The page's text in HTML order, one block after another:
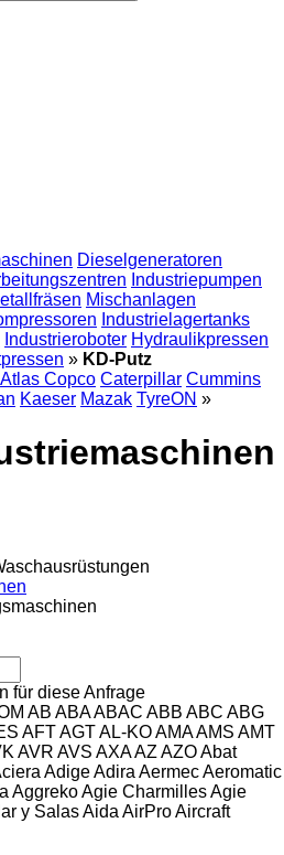
Dieselgeneratoren
Industriepumpen
Mischanlagen
Industrielagertanks
Industrieroboter Hydraulikpressen
» KD-Putz
Atlas Copco Caterpillar Cummins
Kaeser Mazak TyreON »
für diese Anfrage
AB ABAABAC ABB ABC ABG
AFTAGTAL-KOAMAAMS AMT
AVR AVS AXAAZ AZOAbat
AdigeAdira AermecAeromatic
AggrekoAgie CharmillesAgie
y SalasAida AirProAircraft